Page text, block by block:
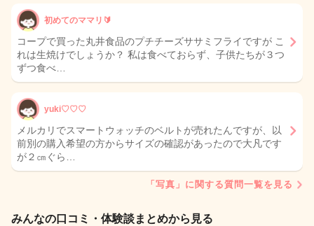
初めてのママリ🔰
コープで買った丸井食品のプチチーズササミフライですが こ
れは生焼けでしょうか？ 私は食べておらず、子供たちが３つ
ずつ食べ…
yuki♡♡♡
メルカリでスマートウォッチのベルトが売れたんですが、以
前別の購入希望の方からサイズの確認があったので大凡です
が２㎝ぐら…
「写真」に関する質問一覧を見る
みんなの口コミ・体験談まとめから見る